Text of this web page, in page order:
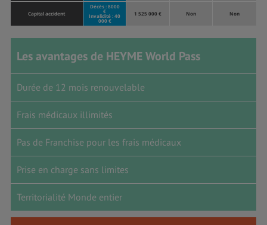
Capital accident
Décès : 8000
€
Invalidité : 40
000 €
1 525 000 € Non Non
Les avantages de HEYME World Pass
Durée de 12 mois renouvelable
Frais médicaux illimités
Pas de Franchise pour les frais médicaux
Prise en charge sans limites
Territorialité Monde entier